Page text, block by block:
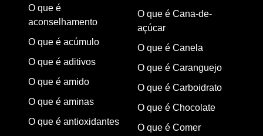
O que é
aconselhamento
O que é acúmulo
O que é aditivos
O que é amido
O que é aminas
O que é antioxidantes
O que é Cana-de-
açúcar
O que é Canela
O que é Caranguejo
O que é Carboidrato
O que é Chocolate
O que é Comer